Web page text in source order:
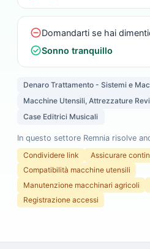
do_not_disturb_onDomandarti se hai
check_circleSonno tranquillo
Denaro Trattamento - Sistemi e
Macchine Utensili, Attrezzature
Case Editrici Musicali
In questo settore Remnia risolve
Condividere link
Assicurare
Compatibilità macchine utensili
Manutenzione macchinari agricoli
Registrazione accessi